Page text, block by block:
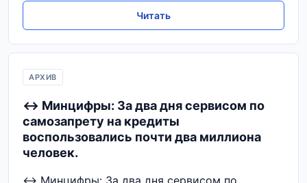
Читать
АРХИВ
↔️ Минцифры: За два дня сервисом по
самозапрету на кредиты
воспользовались почти два миллиона
человек.
↔️ Минцифры: За два дня сервисом по